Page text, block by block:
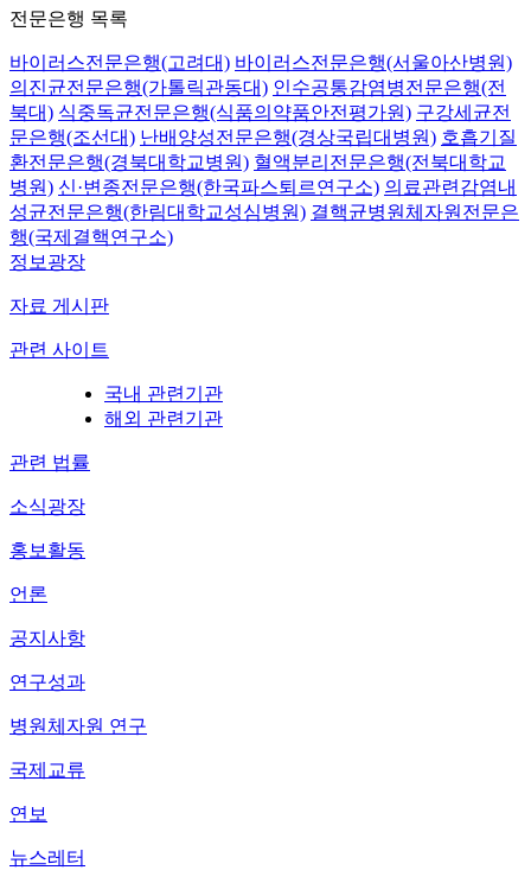
전문은행 목록
바이러스전문은행(고려대) 바이러스전문은행(서울아산병원)
의진균전문은행(가톨릭관동대) 인수공통감염병전문은행(전
북대) 식중독균전문은행(식품의약품안전평가원) 구강세균전
문은행(조선대) 난배양성전문은행(경상국립대병원) 호흡기질
환전문은행(경북대학교병원) 혈액분리전문은행(전북대학교
병원) 신·변종전문은행(한국파스퇴르연구소) 의료관련감염내
성균전문은행(한림대학교성심병원) 결핵균병원체자원전문은
행(국제결핵연구소)
정보광장
자료 게시판
관련 사이트
국내 관련기관
해외 관련기관
관련 법률
소식광장
홍보활동
언론
공지사항
연구성과
병원체자원 연구
국제교류
연보
뉴스레터